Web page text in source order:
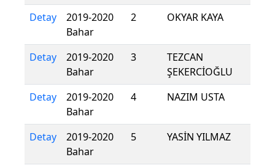
Detay
2019-2020
Bahar
2 OKYAR KAYA
Detay
2019-2020
Bahar
3
TEZCAN
ŞEKERCİOĞLU
Detay
2019-2020
Bahar
4 NAZIM USTA
Detay
2019-2020
Bahar
5 YASİN YILMAZ